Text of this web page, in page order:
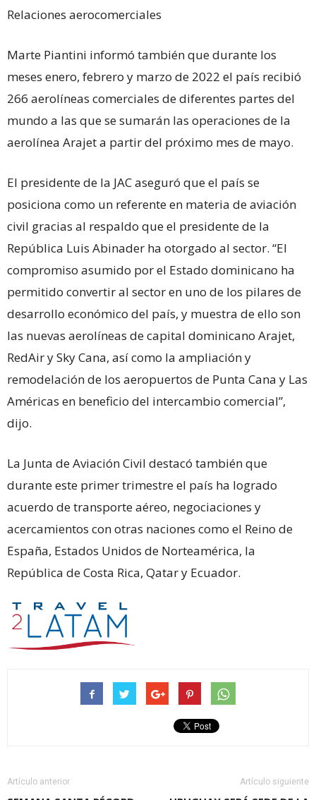
Relaciones aerocomerciales
Marte Piantini informó también que durante los
meses enero, febrero y marzo de 2022 el país recibió
266 aerolíneas comerciales de diferentes partes del
mundo a las que se sumarán las operaciones de la
aerolínea Arajet a partir del próximo mes de mayo.
El presidente de la JAC aseguró que el país se
posiciona como un referente en materia de aviación
civil gracias al respaldo que el presidente de la
República Luis Abinader ha otorgado al sector. “El
compromiso asumido por el Estado dominicano ha
permitido convertir al sector en uno de los pilares de
desarrollo económico del país, y muestra de ello son
las nuevas aerolíneas de capital dominicano Arajet,
RedAir y Sky Cana, así como la ampliación y
remodelación de los aeropuertos de Punta Cana y Las
Américas en beneficio del intercambio comercial”,
dijo.
La Junta de Aviación Civil destacó también que
durante este primer trimestre el país ha logrado
acuerdo de transporte aéreo, negociaciones y
acercamientos con otras naciones como el Reino de
España, Estados Unidos de Norteamérica, la
República de Costa Rica, Qatar y Ecuador.
Artículo anterior Artículo siguiente